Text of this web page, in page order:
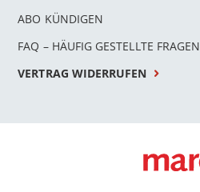
ABO KÜNDIGEN
FAQ – HÄUFIG GESTELLTE FRAGEN
VERTRAG WIDERRUFEN